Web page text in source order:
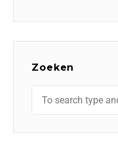
Zoeken